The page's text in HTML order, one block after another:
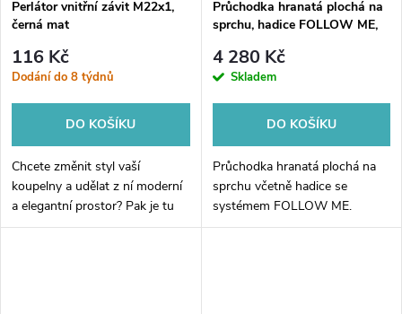
Perlátor vnitřní závit M22x1,
černá mat
116 Kč
Dodání do 8 týdnů
DO KOŠÍKU
Chcete změnit styl vaší
koupelny a udělat z ní moderní
a elegantní prostor? Pak je tu
pro vás skvělý doplněk -
Průchodka hranatá plochá na
sprchu, hadice FOLLOW ME,
4 280 Kč
Skladem
DO KOŠÍKU
Průchodka hranatá plochá na
sprchu včetně hadice se
systémem FOLLOW ME.